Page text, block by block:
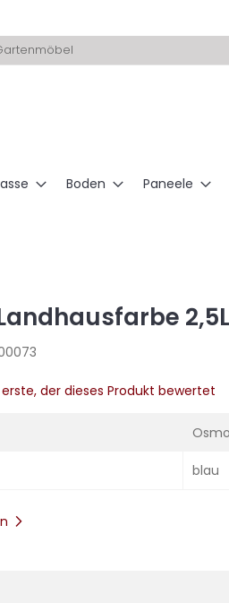
Boden Paneele
erste, der dieses Produkt bewertet
Osmo
blau